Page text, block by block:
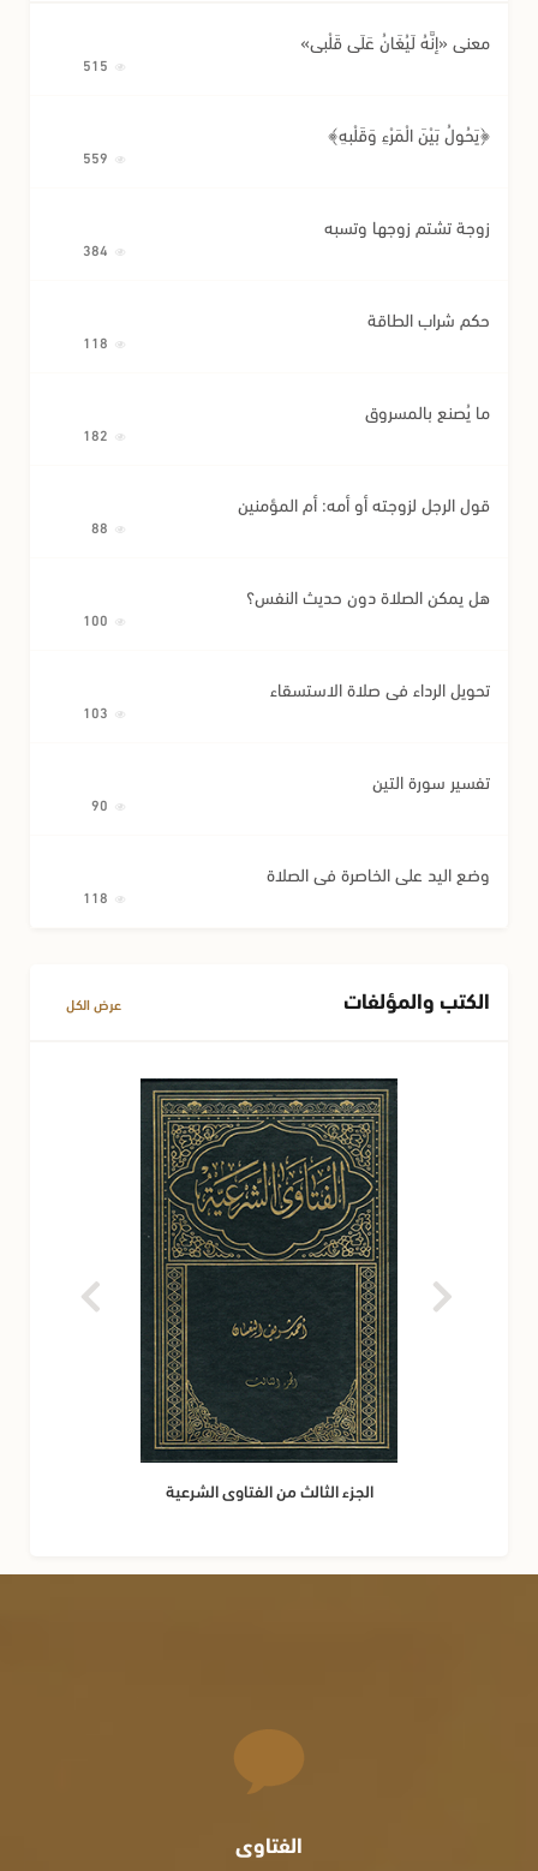
معنى «إِنَّهُ لَيُغَانُ عَلَى قَلْبِي»
﴿يَحُولُ بَيْنَ الْمَرْءِ وَقَلْبِهِ﴾
زوجة تشتم زوجها وتسبه
حكم شراب الطاقة
ما يُصنع بالمسروق
قول الرجل لزوجته أو أمه: أم المؤمنين
هل يمكن الصلاة دون حديث النفس؟
تحويل الرداء في صلاة الاستسقاء
تفسير سورة التين
وضع اليد على الخاصرة في الصلاة
الكتب والمؤلفات عرض الكل
الجزء الثالث من الفتاوى الشرعية
الفتاوى